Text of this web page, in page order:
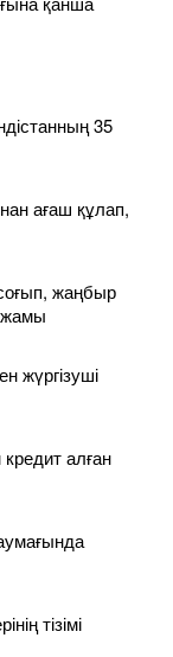
35
ағаш құлап,
жаңбыр
жүргізуші
алған
тізімі